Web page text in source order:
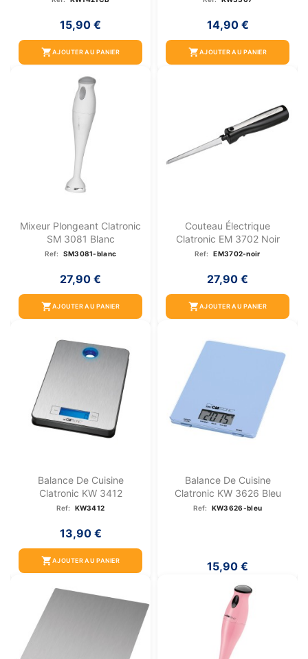
15,90 €
shopping_cartAJOUTER AU PANIER
14,90 €
shopping_cartAJOUTER AU PANIER
Mixeur Plongeant Clatronic
SM 3081 Blanc
Ref: SM3081-blanc
27,90 €
shopping_cartAJOUTER AU PANIER
Couteau Électrique
Clatronic EM 3702 Noir
Ref: EM3702-noir
27,90 €
shopping_cartAJOUTER AU PANIER
Balance De Cuisine
Clatronic KW 3412
Ref: KW3412
13,90 €
shopping_cartAJOUTER AU PANIER
Balance De Cuisine
Clatronic KW 3626 Bleu
Ref: KW3626-bleu
15,90 €